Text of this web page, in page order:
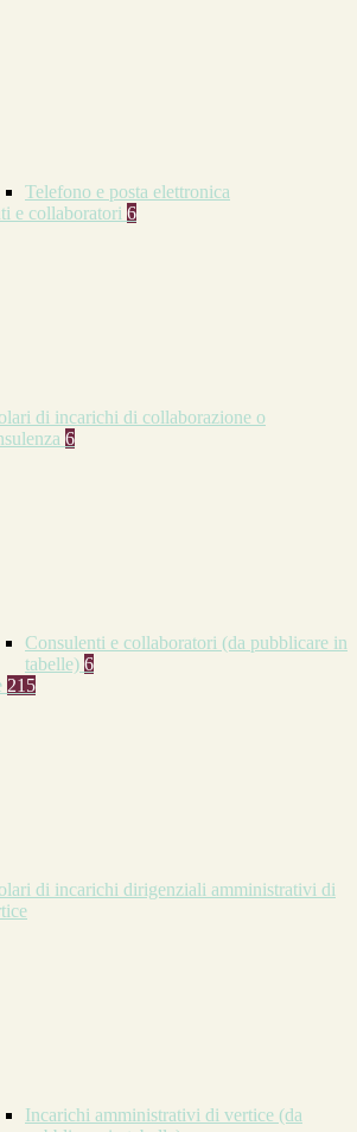
Telefono e posta elettronica
e collaboratori 6
di incarichi di collaborazione o
6
Consulenti e collaboratori (da pubblicare in
tabelle) 6
215
di incarichi dirigenziali amministrativi di
Incarichi amministrativi di vertice (da